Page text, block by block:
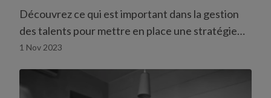
meilleures employées
Découvrez ce qui est important dans la gestion
des talents pour mettre en place une stratégie
efficace de développement des collaborateurs.
1 Nov 2023